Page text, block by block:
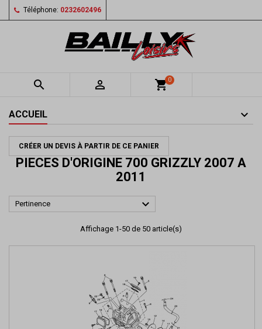
Téléphone: 0232602496
  shopping_cart0
ACCUEIL
CRÉER UN DEVIS À PARTIR DE CE PANIER
PIECES D'ORIGINE 700 GRIZZLY 2007 A
2011
Pertinence 
Affichage 1-50 de 50 article(s)